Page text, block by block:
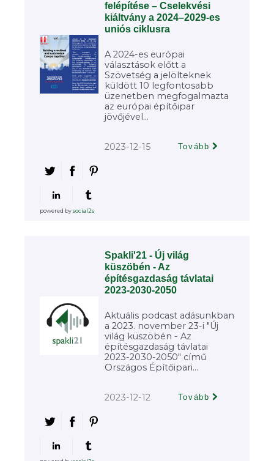
felépítése – Cselekvési
kiáltvány a 2024–2029-es
uniós ciklusra
A 2024-es európai
választások előtt a
Szövetség a jelölteknek
küldött 10 legfontosabb
üzenetben megfogalmazta
az európai építőipar
jövőjével...
2023-12-15 Tovább
powered bysocial2s
Spakli'21 - Új világ
küszöbén - Az
építésgazdaság távlatai
2023-2030-2050
Aktuális podcast adásunkban
a 2023. november 23-i "Új
világ küszöbén - Az
építésgazdaság távlatai
2023-2030-2050" című
Országos Építőipari...
2023-12-12 Tovább